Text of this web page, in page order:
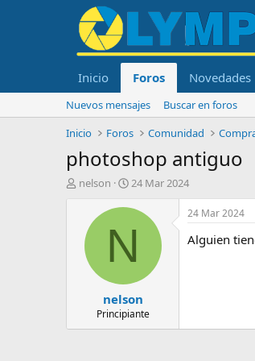
Inicio Foros Novedades
Nuevos mensajes
Buscar en foros
Inicio
Foros Comunidad
photoshop antiguo
I
e
nelson
F
c
d
i
n
i
c
24 Mar 2024
N
nelson
Principiante
24 Mar 2024
Alguien